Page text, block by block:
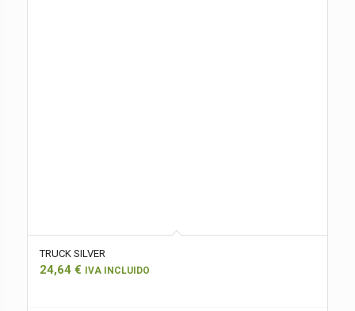
TRUCK SILVER
24,64 € IVA INCLUIDO